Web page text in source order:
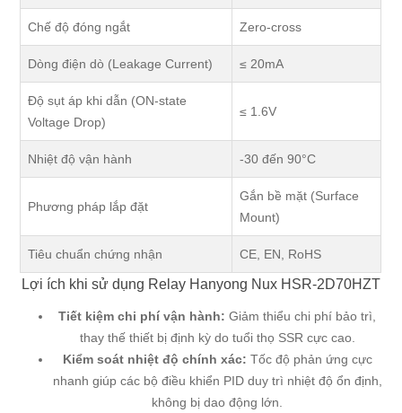
Chế độ đóng ngắt Zero-cross
Dòng điện dò (Leakage Current) ≤ 20mA
Độ sụt áp khi dẫn (ON-state
Voltage Drop)
≤ 1.6V
Nhiệt độ vận hành -30 đến 90°C
Phương pháp lắp đặt
Gắn bề mặt (Surface
Mount)
Tiêu chuẩn chứng nhận CE, EN, RoHS
Lợi ích khi sử dụng Relay Hanyong Nux HSR-2D70HZT
Tiết kiệm chi phí vận hành: Giảm thiểu chi phí bảo trì,
thay thế thiết bị định kỳ do tuổi thọ SSR cực cao.
Kiểm soát nhiệt độ chính xác: Tốc độ phản ứng cực
nhanh giúp các bộ điều khiển PID duy trì nhiệt độ ổn định,
không bị dao động lớn.